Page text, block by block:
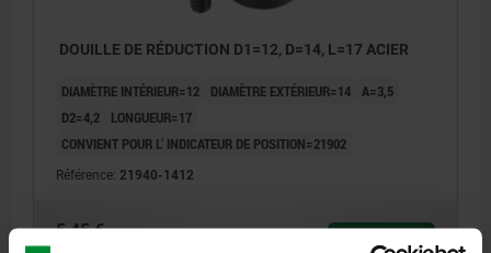
DOUILLE DE RÉDUCTION D1=12, D=14, L=17 ACIER
DIAMÈTRE INTÉRIEUR=12 DIAMÈTRE EXTÉRIEUR=14 A=3,5
D2=4,2
LONGUEUR=17
CONVIENT POUR L’ INDICATEUR DE POSITION=21902
Référence: 21940-1412
5,45 €
DÉTAILS